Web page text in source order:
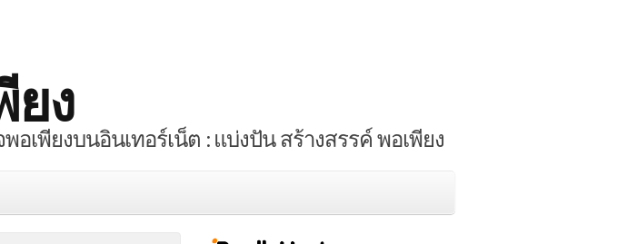
ง
อเพียงบนอินเทอร์เน็ต : แบ่งปัน สร้างสรรค์ พอเพียง